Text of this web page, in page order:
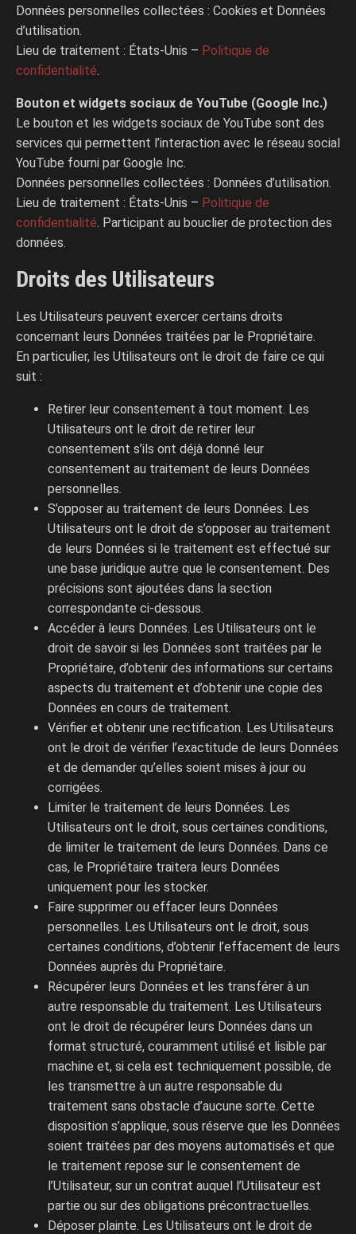
Données personnelles collectées : Cookies et Données
d’utilisation.
Lieu de traitement : États-Unis – Politique de
confidentialité.
Bouton et widgets sociaux de YouTube (Google Inc.)
Le bouton et les widgets sociaux de YouTube sont des
services qui permettent l’interaction avec le réseau social
YouTube fourni par Google Inc.
Données personnelles collectées : Données d’utilisation.
Lieu de traitement : États-Unis – Politique de
confidentialité. Participant au bouclier de protection des
données.
Droits des Utilisateurs
Les Utilisateurs peuvent exercer certains droits
concernant leurs Données traitées par le Propriétaire.
En particulier, les Utilisateurs ont le droit de faire ce qui
suit :
Retirer leur consentement à tout moment. Les
Utilisateurs ont le droit de retirer leur
consentement s’ils ont déjà donné leur
consentement au traitement de leurs Données
personnelles.
S’opposer au traitement de leurs Données. Les
Utilisateurs ont le droit de s’opposer au traitement
de leurs Données si le traitement est effectué sur
une base juridique autre que le consentement. Des
précisions sont ajoutées dans la section
correspondante ci-dessous.
Accéder à leurs Données. Les Utilisateurs ont le
droit de savoir si les Données sont traitées par le
Propriétaire, d’obtenir des informations sur certains
aspects du traitement et d’obtenir une copie des
Données en cours de traitement.
Vérifier et obtenir une rectification. Les Utilisateurs
ont le droit de vérifier l’exactitude de leurs Données
et de demander qu’elles soient mises à jour ou
corrigées.
Limiter le traitement de leurs Données. Les
Utilisateurs ont le droit, sous certaines conditions,
de limiter le traitement de leurs Données. Dans ce
cas, le Propriétaire traitera leurs Données
uniquement pour les stocker.
Faire supprimer ou effacer leurs Données
personnelles. Les Utilisateurs ont le droit, sous
certaines conditions, d’obtenir l’effacement de leurs
Données auprès du Propriétaire.
Récupérer leurs Données et les transférer à un
autre responsable du traitement. Les Utilisateurs
ont le droit de récupérer leurs Données dans un
format structuré, couramment utilisé et lisible par
machine et, si cela est techniquement possible, de
les transmettre à un autre responsable du
traitement sans obstacle d’aucune sorte. Cette
disposition s’applique, sous réserve que les Données
soient traitées par des moyens automatisés et que
le traitement repose sur le consentement de
l’Utilisateur, sur un contrat auquel l’Utilisateur est
partie ou sur des obligations précontractuelles.
Déposer plainte. Les Utilisateurs ont le droit de